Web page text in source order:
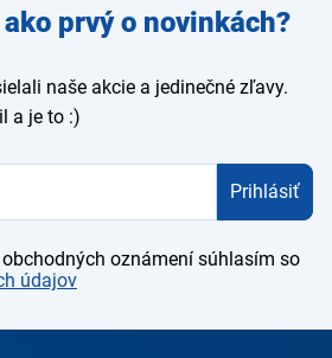
prvý o novinkách?
naše akcie a jedinečné zľavy.
a je to :)
Prihlásiť
oznámení súhlasím so
údajov